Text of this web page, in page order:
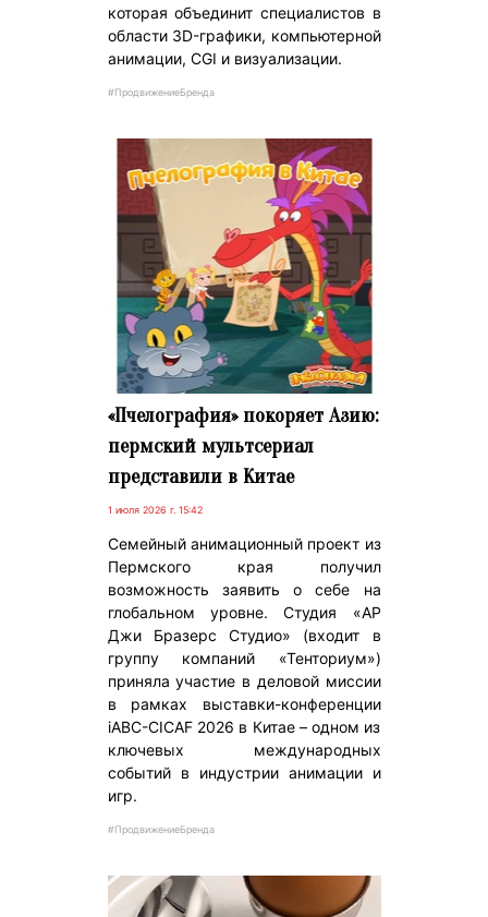
которая объединит специалистов в
области 3D-графики, компьютерной
анимации, CGI и визуализации.
#ПродвижениеБренда
«Пчелография» покоряет Азию:
пермский мультсериал
представили в Китае
1 июля 2026 г. 15:42
Семейный анимационный проект из
Пермского края получил
возможность заявить о себе на
глобальном уровне. Студия «АР
Джи Бразерс Студио» (входит в
группу компаний «Тенториум»)
приняла участие в деловой миссии
в рамках выставки-конференции
iABC-CICAF 2026 в Китае – одном из
ключевых международных
событий в индустрии анимации и
игр.
#ПродвижениеБренда